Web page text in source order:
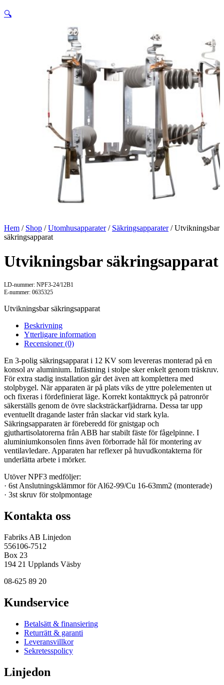
🔍
Hem / Shop /Utomhusapparater/ Säkringsapparater/ Utvikningsbar
säkringsapparat
Utvikningsbar säkringsapparat
LD-nummer: NPF3-24/12B1
E-nummer: 0635325
Utvikningsbar säkringsapparat
Beskrivning
Ytterligare information
Recensioner (0)
En 3-polig säkringsapparat i 12 KV som levereras monterad på en
konsol av aluminium. Infästning i stolpe sker enkelt genom träskruv.
För extra stadig installation går det även att komplettera med
stolpbygel. När apparaten är på plats viks de yttre polelementen ut
och fixeras i fördefinierat läge. Korrekt kontakttryck på patronrör
säkerställs genom de övre slacksträckarfjädrarna. Dessa tar upp
eventuellt dragande laster från slackar vid stark kyla.
Säkringsapparaten är föreberedd för gnistgap och
gjuthartisolatorerna från ABB har stabilt fäste för fågelpinne. I
aluminiumkonsolen finns även förborrade hål för montering av
ventilavledare. Apparaten har reflexer på huvudkontakterna för
underlätta arbete i mörker.
Utöver NPF3 medföljer:
· 6st Anslutningsklämmor för Al62-99/Cu 16-63mm2 (monterade)
· 3st skruv för stolpmontage
Kontakta oss
Fabriks AB Linjedon
556106-7512
Box 23
194 21 Upplands Väsby
08-625 89 20
Kundservice
Betalsätt & finansiering
Returrätt & garanti
Leveransvillkor
Sekretesspolicy
Linjedon